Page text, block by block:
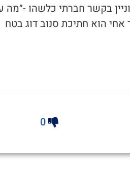
בקשר חברתי כלשהו -״מה
אחי הוא חתיכת סנוב דוג בטח
0